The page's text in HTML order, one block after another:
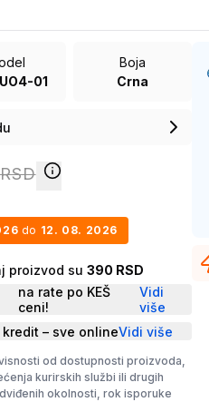
01
Boja
Crna
do 12. 08. 2026
proizvod su 390 RSD
na rate po KEŠ
ceni!
Vidi
više
– sve onlineVidi više
od dostupnosti proizvoda,
kurirskih službi ili drugih
okolnosti, rok isporuke